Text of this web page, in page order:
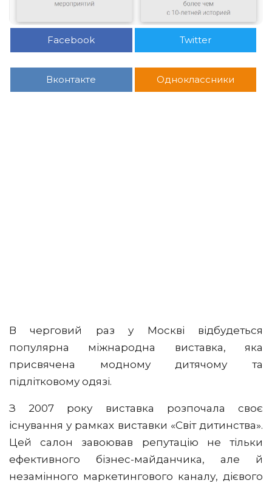
Facebook Twitter
Вконтакте Одноклассники
В черговий раз у Москві відбудеться
популярна міжнародна виставка, яка
присвячена модному дитячому та
підлітковому одязі.
З 2007 року виставка розпочала своє
існування у рамках виставки «Світ дитинства».
Цей салон завоював репутацію не тільки
ефективного бізнес-майданчика, але й
незамінного маркетингового каналу, дієвого